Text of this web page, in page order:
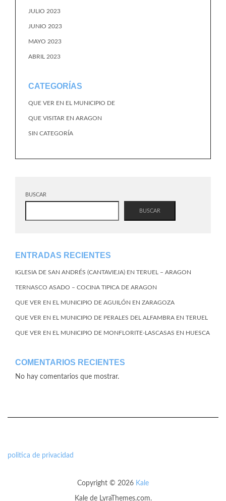
JULIO 2023
JUNIO 2023
MAYO 2023
ABRIL 2023
CATEGORÍAS
QUE VER EN EL MUNICIPIO DE
QUE VISITAR EN ARAGON
SIN CATEGORÍA
BUSCAR
BUSCAR
ENTRADAS RECIENTES
IGLESIA DE SAN ANDRÉS (CANTAVIEJA) EN TERUEL – ARAGON
TERNASCO ASADO – COCINA TIPICA DE ARAGON
QUE VER EN EL MUNICIPIO DE AGUILÓN EN ZARAGOZA
QUE VER EN EL MUNICIPIO DE PERALES DEL ALFAMBRA EN TERUEL
QUE VER EN EL MUNICIPIO DE MONFLORITE-LASCASAS EN HUESCA
COMENTARIOS RECIENTES
No hay comentarios que mostrar.
politica de privacidad
Copyright © 2026 Kale
Kalede LyraThemes.com.